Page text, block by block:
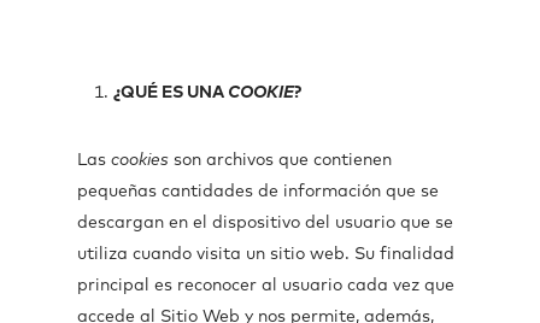
¿QUÉ ES UNA COOKIE?
Las cookies son archivos que contienen
pequeñas cantidades de información que se
descargan en el dispositivo del usuario que se
utiliza cuando visita un sitio web. Su finalidad
principal es reconocer al usuario cada vez que
accede al Sitio Web y nos permite, además,